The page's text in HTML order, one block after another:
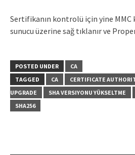
Sertifikanın kontrolü için yine MMC
sunucu üzerine sağ tıklanır ve
POSTED UNDER
CA
TAGGED
CA CERTIFICATE
UPGRADE
SHA VERSIYONU YÜKSELTME
SHA256